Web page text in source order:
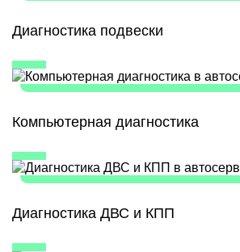
Диагностика подвески
Компьютерная диагностика
Диагностика ДВС и КПП